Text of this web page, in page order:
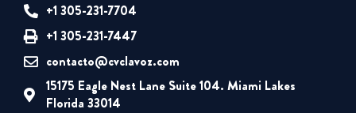
+1 305-231-7704
+1 305-231-7447
contacto@cvclavoz.com
15175 Eagle Nest Lane Suite 104. Miami Lakes
Florida 33014